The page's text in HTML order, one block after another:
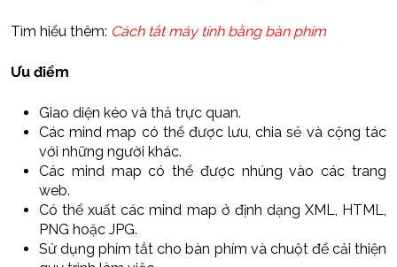
Tìm hiểu thêm: Cách tắt máy tính bằng bàn phím
Ưu điểm
Giao diện kéo và thả trực quan.
Các mind map có thể được lưu, chia sẻ và cộng tác
với những người khác.
Các mind map có thể được nhúng vào các trang
web.
Có thể xuất các mind map ở định dạng XML, HTML,
PNG hoặc JPG.
Sử dụng phím tắt cho bàn phím và chuột để cải thiện